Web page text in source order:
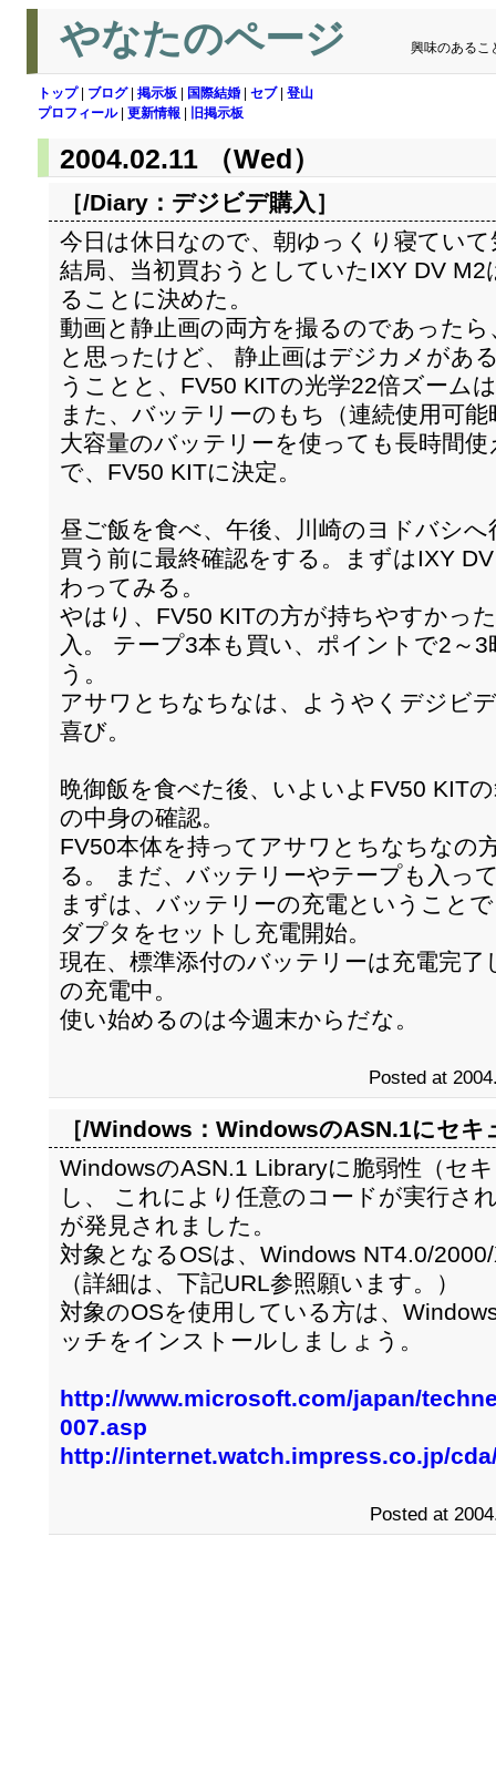
やなたのページ 興味のあるこ
トップ| ブログ| 掲示板 国際結婚 セブ| 登山
プロフィール| 更新情報 旧掲示板
2004.02.11 （Wed）
［/Diary： デジビデ購入 ］
今日は休日なので、朝ゆっくり寝てい
結局、当初買おうとしていたIXY DV
ることに決めた。
動画と静止画の両方を撮るのであった
と思ったけど、 静止画はデジカメがあ
うことと、FV50 KITの光学22倍ズーム
また、バッテリーのもち（連続使用可
大容量のバッテリーを使っても長時間
で、FV50 KITに決定。
昼ご飯を食べ、午後、川崎のヨドバシへ
買う前に最終確認をする。まずはIXY
わってみる。
やはり、FV50 KITの方が持ちやすかっ
入。 テープ3本も買い、ポイントで2～
う。
アサワとちなちなは、ようやくデジビ
喜び。
晩御飯を食べた後、いよいよFV50 KIT
の中身の確認。
FV50本体を持ってアサワとちなちなの
る。 まだ、バッテリーやテープも入っ
まずは、バッテリーの充電ということ
ダプタをセットし充電開始。
現在、標準添付のバッテリーは充電完
の充電中。
使い始めるのは今週末からだな。
Posted at
［/Windows： WindowsのASN.1にセキ
WindowsのASN.1 Libraryに脆弱性（セ
し、 これにより任意のコードが実行さ
が発見されました。
対象となるOSは、Windows NT4.0/
（詳細は、下記URL参照願います。）
対象のOSを使用している方は、
ッチをインストールしましょう。
http://www.microsoft.com/japan/
007.asp
http://internet.watch.impress.co.jp/
Posted at